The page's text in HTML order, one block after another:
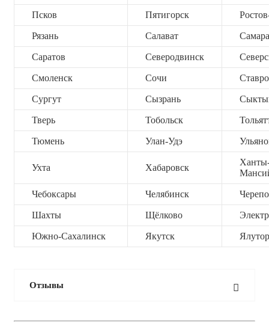
Псков Пятигорск
Рязань Салават Самара
Саратов Северодвинск
Смоленск Сочи
Сургут Сызрань
Тверь Тобольск
Тюмень Улан-Удэ
Ухта Хабаровск
Чебоксары Челябинск
Шахты Щёлково
Южно-Сахалинск Якутск
Отзывы